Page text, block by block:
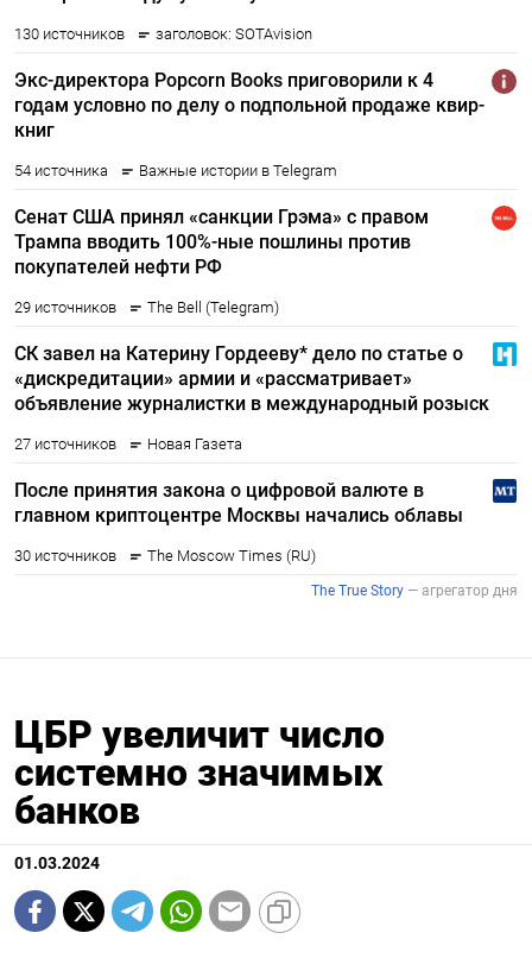
ЦБР увеличит число
системно значимых
банков
01.03.2024